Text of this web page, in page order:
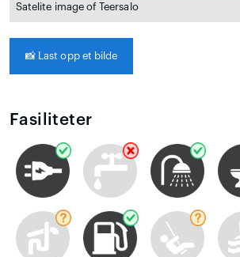
Satelite image of Teersalo
📸 Last opp et bilde
Fasiliteter